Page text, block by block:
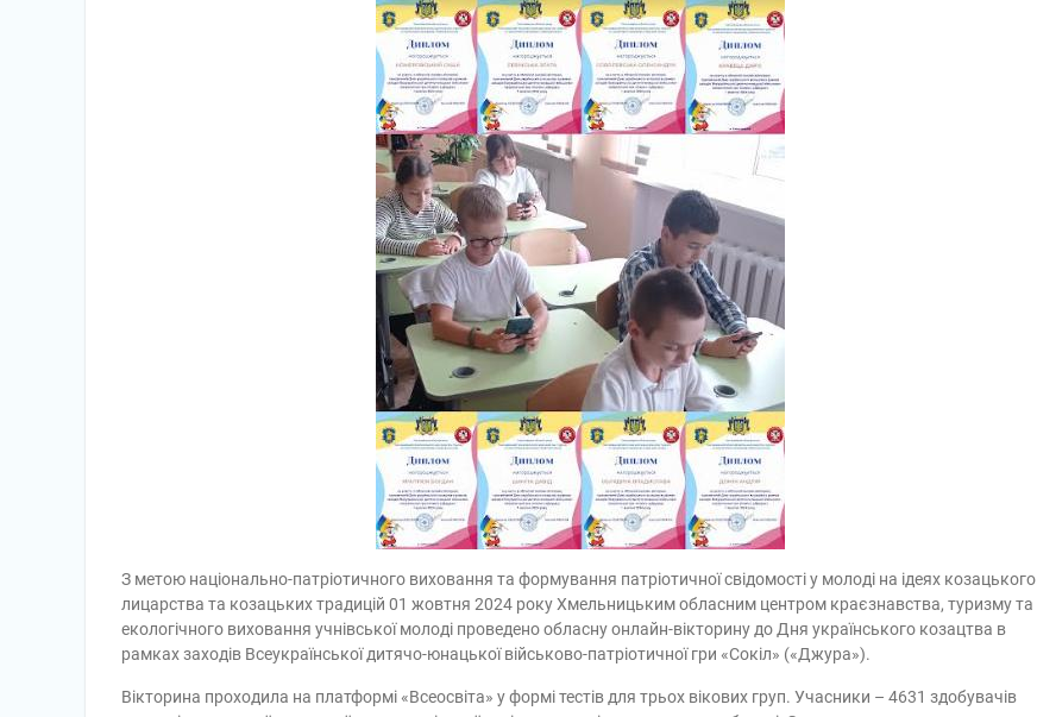
З метою національно-патріотичного виховання та формування патріотичної свідомості у молоді на ідеях козацького
лицарства та козацьких традицій 01 жовтня 2024 року Хмельницьким обласним центром краєзнавства, туризму та
екологічного виховання учнівської молоді проведено обласну онлайн-вікторину до Дня українського козацтва в
рамках заходів Всеукраїнської дитячо-юнацької військово-патріотичної гри «Сокіл» («Джура»).
Вікторина проходила на платформі «Всеосвіта» у формі тестів для трьох вікових груп. Учасники – 4631 здобувачів